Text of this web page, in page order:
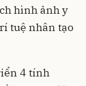
hình ảnh y
tuệ nhân tạo
4 tính